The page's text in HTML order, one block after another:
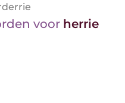
voor herrie